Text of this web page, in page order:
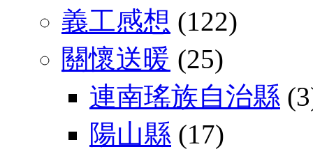
義工感想 (122)
關懷送暖 (25)
連南瑤族自治縣
陽山縣 (17)